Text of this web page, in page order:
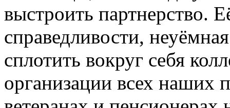
выстроить партнерство.
справедливости,
сплотить вокруг себя
организации всех наших